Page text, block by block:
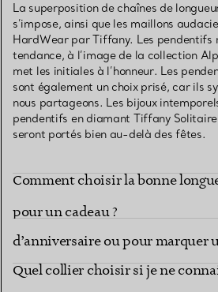
La superposition de chaînes de
s’impose, ainsi que les maillons
HardWear par Tiffany. Les pendentifs
tendance, à l’image de la collection
met les initiales à l’honneur. Les
sont également un choix prisé, car ils
nous partageons. Les bijoux
pendentifs en diamant Tiffany
seront portés bien au-delà des fêtes.
Comment choisir la bonne
pour un cadeau ?
Quel collier choisir pour un
d’anniversaire ou pour marquer
importante ?
Quel collier choisir si je ne